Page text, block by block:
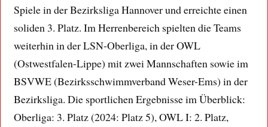
Spiele in der Bezirksliga Hannover und erreichte einen
soliden 3. Platz. Im Herrenbereich spielten die Teams
weiterhin in der LSN-Oberliga, in der OWL
(Ostwestfalen-Lippe) mit zwei Mannschaften sowie im
BSVWE (Bezirksschwimmverband Weser-Ems) in der
Bezirksliga. Die sportlichen Ergebnisse im Überblick:
Oberliga: 3. Platz (2024: Platz 5), OWL I: 2. Platz,